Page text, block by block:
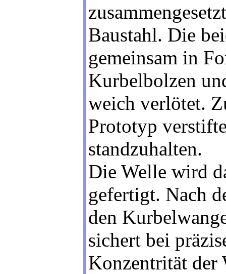
Baustahl. Die
gemeinsam in
Kurbelbolzen
weich verlötet.
Prototyp
standzuhalten.
Die Welle wird
gefertigt. Nach
den
sichert bei
Konzentrität der